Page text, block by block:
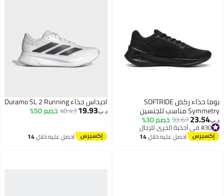
بوما حذاء ركض SOFTRIDE
Symmetry مناسب للجنسين
د.ب‏23.54
33.67خصم 30%
#30 في أحذية الجري للرجال
#30 في أحذية الجري للرجال احصل عليه خلال14
اديداس حذاء Duramo SL 2 Running
د.ب‏19.93
40.43خصم 50%
احصل عليه خلال14